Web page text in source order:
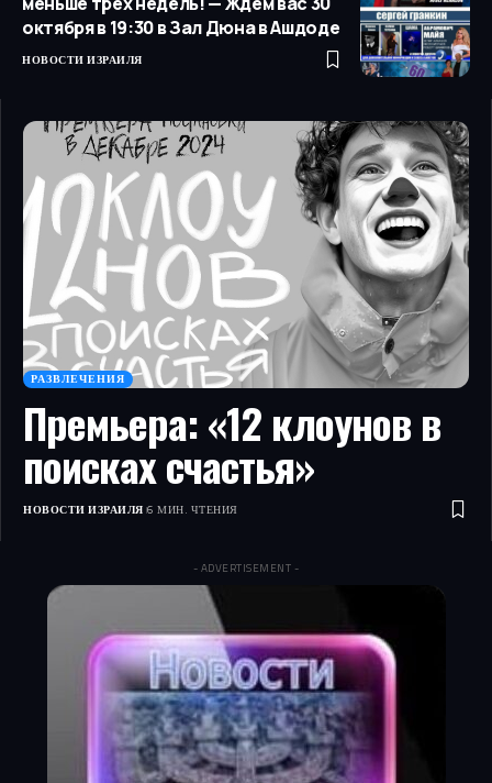
октября в 19:30 в Зал Дюна в Ашдоде
НОВОСТИ ИЗРАИЛЯ
РАЗВЛЕЧЕНИЯ
Премьера: «12 клоунов в
поисках счастья»
НОВОСТИ ИЗРАИЛЯ 6 МИН. ЧТЕНИЯ
- ADVERTISEMENT -